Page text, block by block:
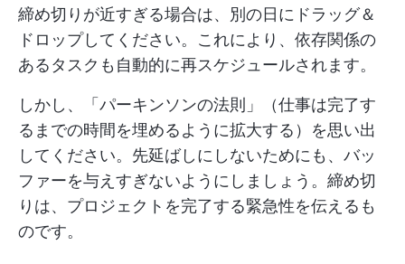
締め切りが近すぎる場合は、別の日にドラッグ＆
ドロップしてください。これにより、依存関係の
あるタスクも自動的に再スケジュールされます。
しかし、「パーキンソンの法則」（仕事は完了す
るまでの時間を埋めるように拡大する）を思い出
してください。先延ばしにしないためにも、バッ
ファーを与えすぎないようにしましょう。締め切
りは、プロジェクトを完了する緊急性を伝えるも
のです。